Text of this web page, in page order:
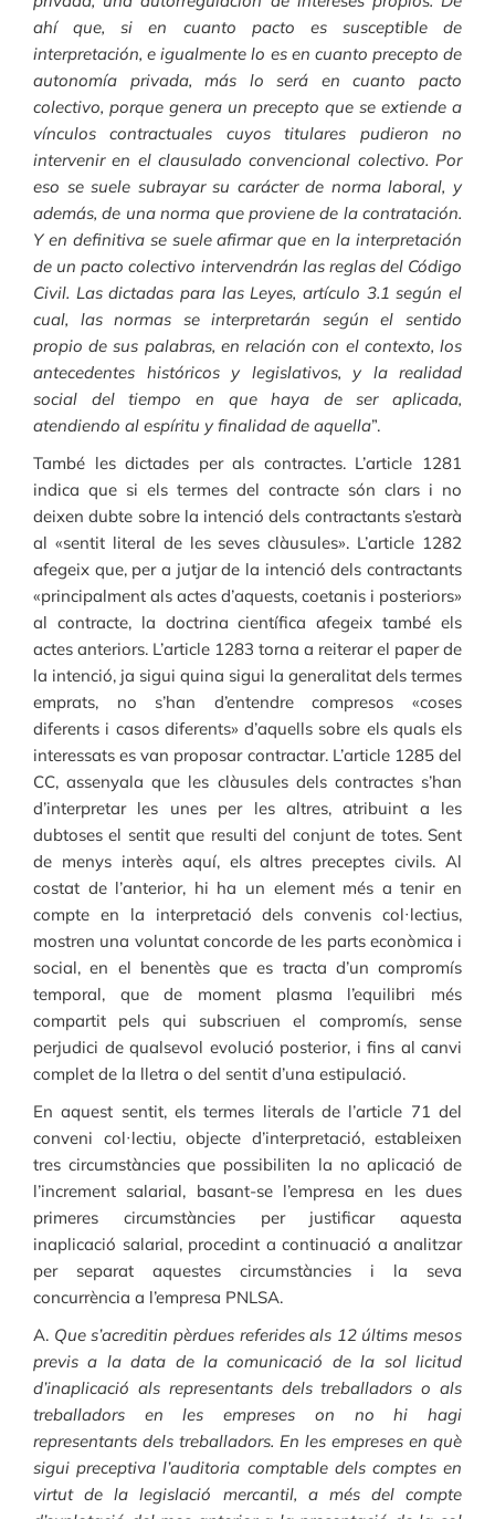
ahí que, si en cuanto pacto es susceptible de
interpretación, e igualmente lo es en cuanto precepto de
autonomía privada, más lo será en cuanto pacto
colectivo, porque genera un precepto que se extiende a
vínculos contractuales cuyos titulares pudieron no
intervenir en el clausulado convencional colectivo. Por
eso se suele subrayar su carácter de norma laboral, y
además, de una norma que proviene de la contratación.
Y en definitiva se suele afirmar que en la interpretación
de un pacto colectivo intervendrán las reglas del Código
Civil. Las dictadas para las Leyes, artículo 3.1 según el
cual, las normas se interpretarán según el sentido
propio de sus palabras, en relación con el contexto, los
antecedentes históricos y legislativos, y la realidad
social del tiempo en que haya de ser aplicada,
atendiendo al espíritu y finalidad de aquella”.
També les dictades per als contractes. L’article 1281
indica que si els termes del contracte són clars i no
deixen dubte sobre la intenció dels contractants s’estarà
al «sentit literal de les seves clàusules». L’article 1282
afegeix que, per a jutjar de la intenció dels contractants
«principalment als actes d’aquests, coetanis i posteriors»
al contracte, la doctrina científica afegeix també els
actes anteriors. L’article 1283 torna a reiterar el paper de
la intenció, ja sigui quina sigui la generalitat dels termes
emprats, no s’han d’entendre compresos «coses
diferents i casos diferents» d’aquells sobre els quals els
interessats es van proposar contractar. L’article 1285 del
CC, assenyala que les clàusules dels contractes s’han
d’interpretar les unes per les altres, atribuint a les
dubtoses el sentit que resulti del conjunt de totes. Sent
de menys interès aquí, els altres preceptes civils. Al
costat de l’anterior, hi ha un element més a tenir en
compte en la interpretació dels convenis col·lectius,
mostren una voluntat concorde de les parts econòmica i
social, en el benentès que es tracta d’un compromís
temporal, que de moment plasma l’equilibri més
compartit pels qui subscriuen el compromís, sense
perjudici de qualsevol evolució posterior, i fins al canvi
complet de la lletra o del sentit d’una estipulació.
En aquest sentit, els termes literals de l’article 71 del
conveni col·lectiu, objecte d’interpretació, estableixen
tres circumstàncies que possibiliten la no aplicació de
l’increment salarial, basant-se l’empresa en les dues
primeres circumstàncies per justificar aquesta
inaplicació salarial, procedint a continuació a analitzar
per separat aquestes circumstàncies i la seva
concurrència a l’empresa PNLSA.
A. Que s’acreditin pèrdues referides als 12 últims mesos
previs a la data de la comunicació de la sol licitud
d’inaplicació als representants dels treballadors o als
treballadors en les empreses on no hi hagi
representants dels treballadors. En les empreses en què
sigui preceptiva l’auditoria comptable dels comptes en
virtut de la legislació mercantil, a més del compte